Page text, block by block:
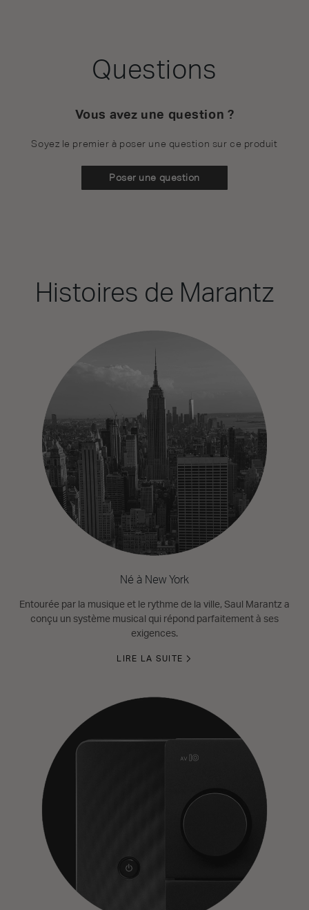
Questions
Vous avez une question ?
Soyez le premier à poser une question sur ce produit
Poser une question
Histoires de Marantz
Né à New York
Entourée par la musique et le rythme de la ville, Saul Marantz a
conçu un système musical qui répond parfaitement à ses
exigences.
LIRE LA SUITE